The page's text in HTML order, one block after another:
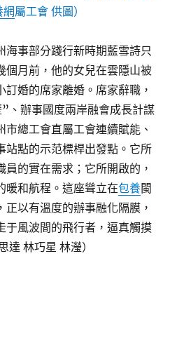
網屬工會 供圖）
海事部分踐行新時期藍雪詩只
個月前，他的女兒在雲隱山被
婚的席家離婚。席家辭職，
、辦事國度兩岸融會成長計謀
市總工會直屬工會連續賦能、
站點的示范標桿出發點。它所
的實在需求；它所開啟的，
暖和航程。這座聳立在包養閩
正以有溫度的辦事融化隔膜，
于風波間的飛行者，逼真觸摸
達 林巧星 林瀅）